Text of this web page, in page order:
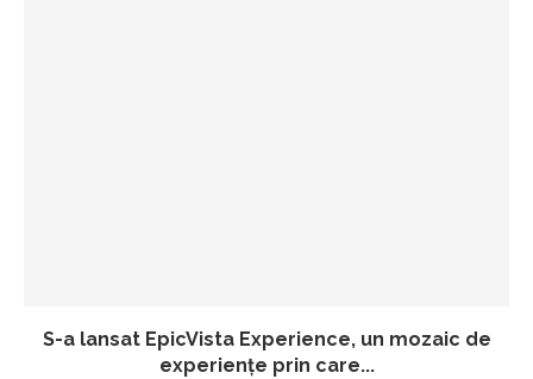
S-a lansat EpicVista Experience, un mozaic de
experiențe prin care...